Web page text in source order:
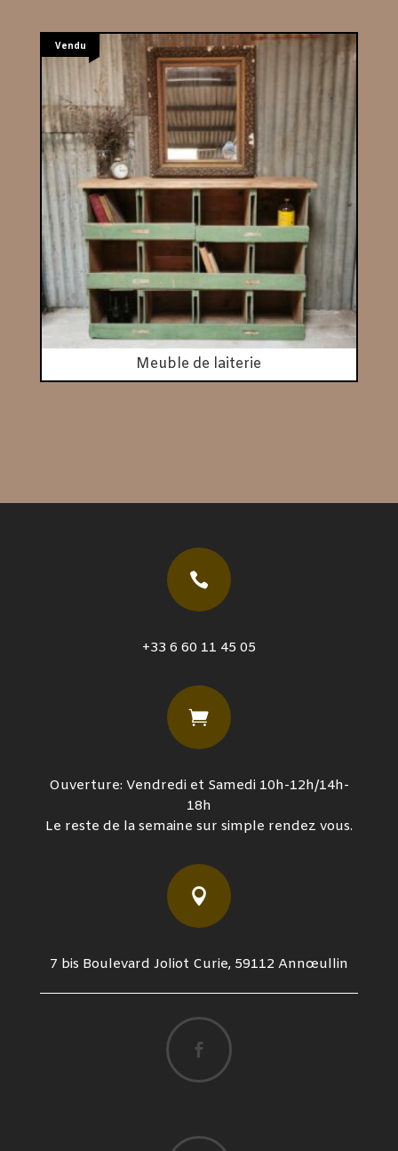
Vendu
Meuble de laiterie

+33 6 60 11 45 05

Ouverture: Vendredi et Samedi 10h-12h/14h-
18h
Le reste de la semaine sur simple rendez vous.

7 bis Boulevard Joliot Curie, 59112 Annœullin
